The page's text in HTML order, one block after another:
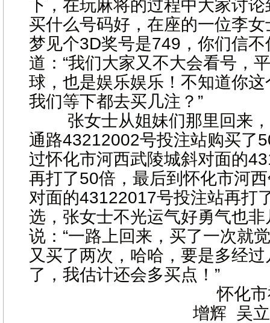
下，在玩麻将的过程中大家讨
买什么号码好，在座的一位李女
梦见个3D奖号是749，你们信不
道：“我们大家又不大会看号，
球，也是娱乐娱乐！不知道你
我们等下都去买几注？”
张女士从姐妹们那里回来，
通路43212002号投注站购买了
过怀化市河西武陵城斜对面的
再打了50倍，最后到怀化市河
对面的43122017号投注站再打
选，张女士不光运气好勇气也
说：“一路上回来，买了一次就
又买了两次，哈哈，要是多经过
了，我估计还会多买点！”
怀化市福
增辉 吴立志